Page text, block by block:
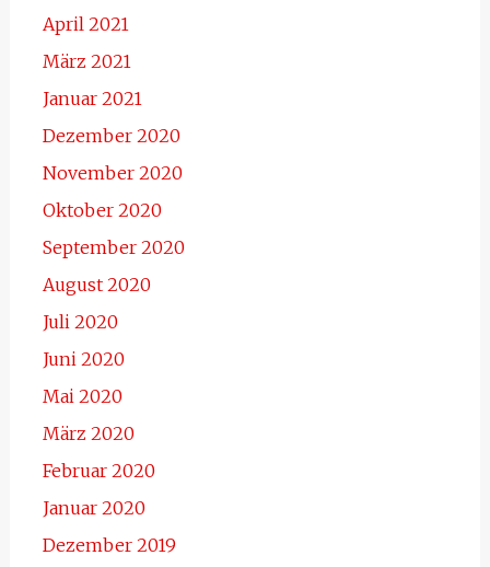
April 2021
März 2021
Januar 2021
Dezember 2020
November 2020
Oktober 2020
September 2020
August 2020
Juli 2020
Juni 2020
Mai 2020
März 2020
Februar 2020
Januar 2020
Dezember 2019